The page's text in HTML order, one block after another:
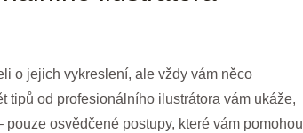
o jejich vykreslení, ale vždy vám něco
tipů od profesionálního ilustrátora vám ukáže,
osvědčené postupy, které vám pomohou